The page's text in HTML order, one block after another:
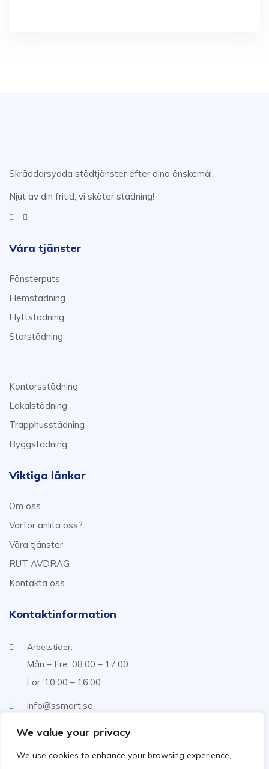
We value your privacy
We use cookies to enhance your browsing experience,
Skräddarsydda städtjänster efter dina önskemål.
Njut av din fritid, vi sköter städning!
Våra tjänster
Fönsterputs
Hemstädning
Flyttstädning
Storstädning
Kontorsstädning
Lokalstädning
Trapphusstädning
Byggstädning
Viktiga länkar
Om oss
Varför anlita oss?
Våra tjänster
RUT AVDRAG
Kontakta oss
Kontaktinformation
Arbetstider:
Mån – Fre: 08:00 – 17:00
Lör: 10:00 – 16:00
info@ssmart.se
+46707322222